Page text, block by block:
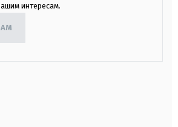
интересам.